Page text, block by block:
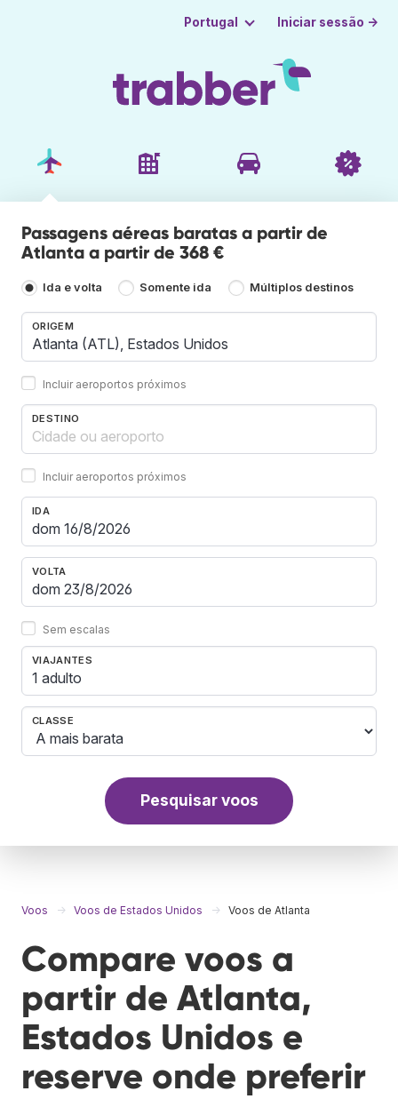
Portugal Iniciar sessão →
Passagens aéreas baratas a partir de
Atlanta a partir de 368 €
Ida e volta Somente ida Múltiplos destinos
ORIGEM
Incluir aeroportos próximos
DESTINO
Incluir aeroportos próximos
IDA
VOLTA
Sem escalas
VIAJANTES
1 adulto
CLASSE
Pesquisar voos
Voos Voos de Estados Unidos Voos de Atlanta
Compare voos a
partir de Atlanta,
Estados Unidos e
reserve onde preferir